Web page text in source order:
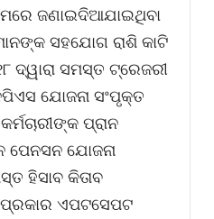
ଜଣାଇଦିଆଯାଇଥିବା
ସହଯୋଗ ରାଶି କାଟି
ଦ୍ୱାରା ସମସ୍ତ ଟ୍ରେଜରୀ
ଯୋଜନା ସଂପୃକ୍ତ
ପ୍ରାନ
ପେନସନ ଯୋଜନା
ହିସାବ କିତାବ
ଏପଟସେପଟ